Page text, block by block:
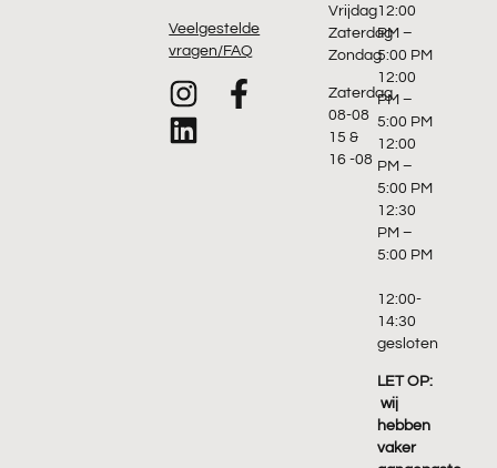
Veelgestelde
vragen/FAQ
Vrijdag
Zaterdag
Zondag
Zaterdag
08-08
15 &
16 -08
12:00
PM –
5:00 PM
12:00
PM –
5:00 PM
12:00
PM –
5:00 PM
12:30
PM –
5:00 PM
12:00-
14:30
gesloten
LET OP:
wij
hebben
vaker